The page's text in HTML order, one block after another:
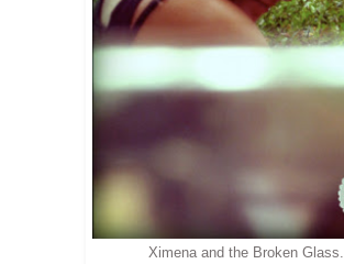
Ximena and the Broken Glass.